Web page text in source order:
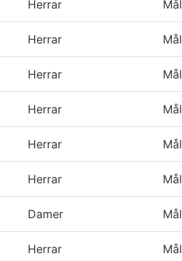
Herrar Mål
Herrar Mål
Herrar Mål
Herrar Mål
Herrar Mål
Herrar Mål
Damer Mål
Herrar Mål